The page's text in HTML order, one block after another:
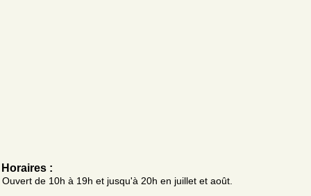
Horaires :
Ouvert de 10h à 19h et jusqu'à 20h en juillet et août.